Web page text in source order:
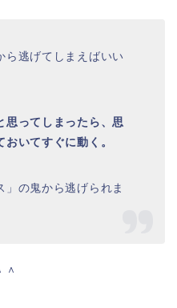
ら逃げてしまえばいい
思ってしまったら、思
いてすぐに動く。
」の鬼から逃げられま